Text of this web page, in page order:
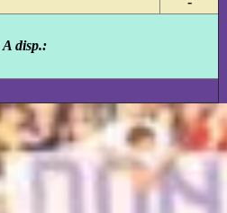
A disp.: